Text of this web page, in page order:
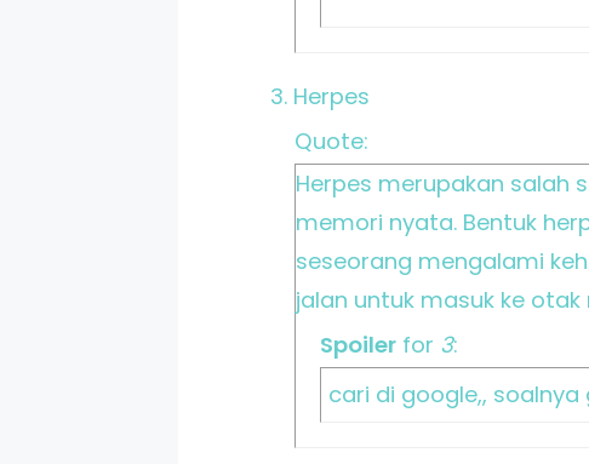
3. Herpes
Quote:
Herpes merupakan salah
memori nyata. Bentuk
seseorang mengalami
jalan untuk masuk ke
Spoiler for 3:
cari di google,,